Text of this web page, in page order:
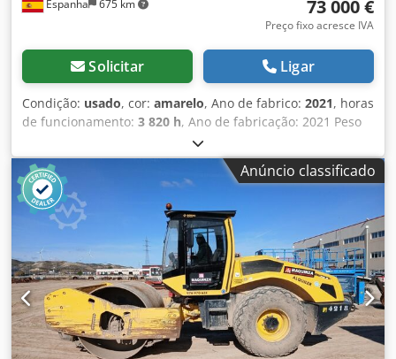
nossa plataforma.
Espanha 675 km 73 000 €
Preço fixo acresce IVA
Solicitar Ligar
Condição: usado, cor: amarelo, Ano de fabrico: 2021, horas
de funcionamento: 3 820 h, Ano de fabricação: 2021 Peso
vazio: 16.000 kg Dimensões (C x L x A): 622 x 230 x 299 cm
Cjdpfxox Sqhis Anqoha Tipo de motor: Deutz DEUTZ
TCD4.1 L-4
Anúncio classificado